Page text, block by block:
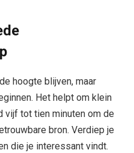
hoogte blijven, maar
Het helpt om klein
vijf tot tien minuten om de
bron. Verdiep je
die je interessant vindt.